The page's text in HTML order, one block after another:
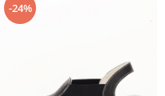
-24%